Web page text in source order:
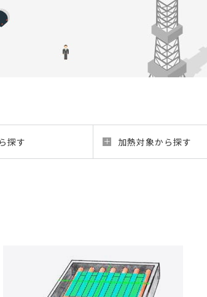
探す 加熱対象から探す